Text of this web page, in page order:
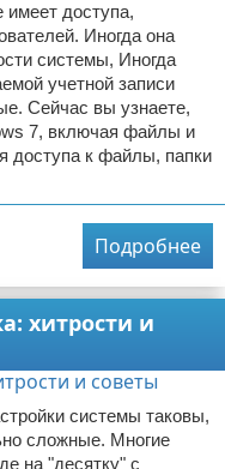
имеет доступа,
Иногда она
системы, Иногда
учетной записи
Сейчас вы узнаете,
7, включая файлы и
доступа к файлы, папки
Подробнее
хитрости и
системы таковы,
сложные. Многие
на "десятку" с